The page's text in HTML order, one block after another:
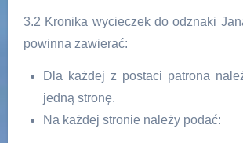
3.2 Kronika wycieczek do odznaki
powinna zawierać:
Dla każdej z postaci patrona
jedną stronę.
Na każdej stronie należy podać: